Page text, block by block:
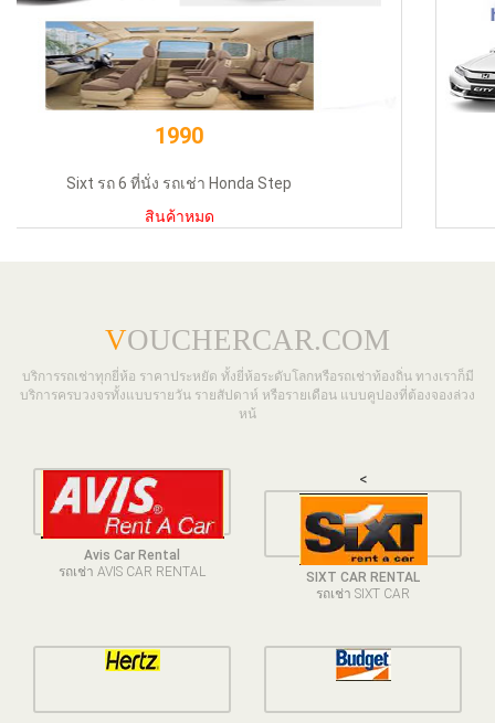
รถยนต์เช่า AVIS 1500cc (แบบ 2 วันติดกัน)
VOUCHERCAR.COM
บริการรถเช่าทุกยี่ห้อ ราคาประหยัด ทั้งยี่ห้อระดับโลกหรือรถเช่าท้องถิ่น ทางเราก็มี
บริการครบวงจรทั้งแบบรายวัน รายสัปดาห์ หรือรายเดือน แบบคูปองที่ต้องจองล่วง
หน้
Avis Car Rental
รถเช่า AVIS CAR RENTAL
<
SIXT CAR RENTAL
รถเช่า SIXT CAR